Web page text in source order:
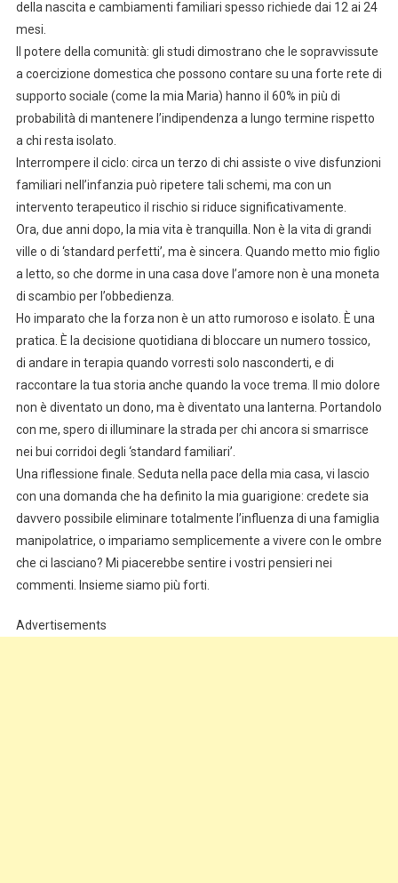
della nascita e cambiamenti familiari spesso richiede dai 12 ai 24
mesi.
Il potere della comunità: gli studi dimostrano che le sopravvissute
a coercizione domestica che possono contare su una forte rete di
supporto sociale (come la mia Maria) hanno il 60% in più di
probabilità di mantenere l’indipendenza a lungo termine rispetto
a chi resta isolato.
Interrompere il ciclo: circa un terzo di chi assiste o vive disfunzioni
familiari nell’infanzia può ripetere tali schemi, ma con un
intervento terapeutico il rischio si riduce significativamente.
Ora, due anni dopo, la mia vita è tranquilla. Non è la vita di grandi
ville o di ‘standard perfetti’, ma è sincera. Quando metto mio figlio
a letto, so che dorme in una casa dove l’amore non è una moneta
di scambio per l’obbedienza.
Ho imparato che la forza non è un atto rumoroso e isolato. È una
pratica. È la decisione quotidiana di bloccare un numero tossico,
di andare in terapia quando vorresti solo nasconderti, e di
raccontare la tua storia anche quando la voce trema. Il mio dolore
non è diventato un dono, ma è diventato una lanterna. Portandolo
con me, spero di illuminare la strada per chi ancora si smarrisce
nei bui corridoi degli ‘standard familiari’.
Una riflessione finale. Seduta nella pace della mia casa, vi lascio
con una domanda che ha definito la mia guarigione: credete sia
davvero possibile eliminare totalmente l’influenza di una famiglia
manipolatrice, o impariamo semplicemente a vivere con le ombre
che ci lasciano? Mi piacerebbe sentire i vostri pensieri nei
commenti. Insieme siamo più forti.
Advertisements